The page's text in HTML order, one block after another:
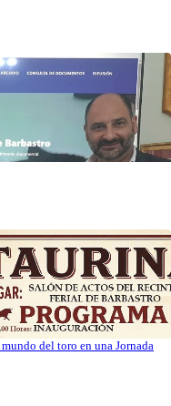
del toro en una Jornada